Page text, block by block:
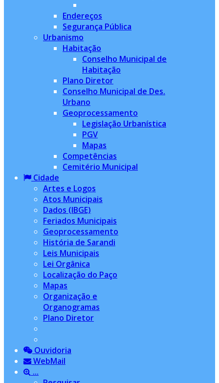
Endereços
Segurança Pública
Urbanismo
Habitação
Conselho Municipal de
Habitação
Plano Diretor
Conselho Municipal de Des.
Urbano
Geoprocessamento
Legislação Urbanística
PGV
Mapas
Competências
Cemitério Municipal
Cidade
Artes e Logos
Atos Municipais
Dados (IBGE)
Feriados Municipais
Geoprocessamento
História de Sarandi
Leis Municipais
Lei Orgânica
Localização do Paço
Mapas
Organização e
Organogramas
Plano Diretor
Ouvidoria
WebMail
...